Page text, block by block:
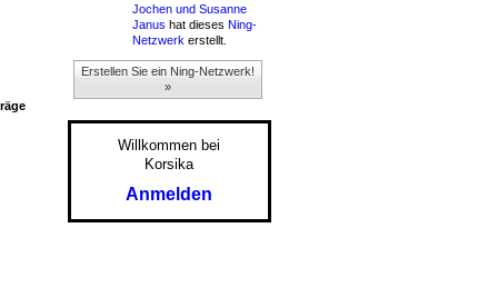
Jochen und Susanne
Janus hat dieses Ning-
Netzwerk erstellt.
Erstellen Sie ein Ning-Netzwerk!
»
Willkommen bei
Korsika
Anmelden